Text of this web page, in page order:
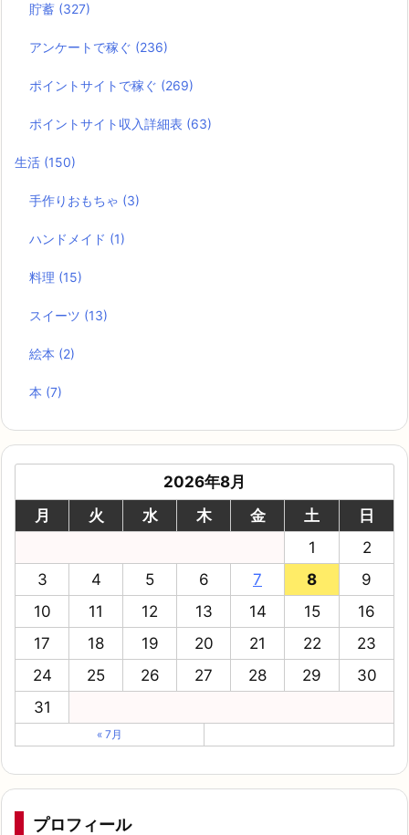
貯蓄 (327)
アンケートで稼ぐ (236)
ポイントサイトで稼ぐ (269)
ポイントサイト収入詳細表 (63)
生活 (150)
手作りおもちゃ (3)
ハンドメイド (1)
料理 (15)
スイーツ (13)
絵本 (2)
本 (7)
2026年8月
月
火 水 木 金 土
日
1
2
3
4 5 6 7 8
9
10
11 12 13 14 15
16
17
18 19 20 21 22
23
24
25 26 27 28 29
30
31
« 7月
プロフィール